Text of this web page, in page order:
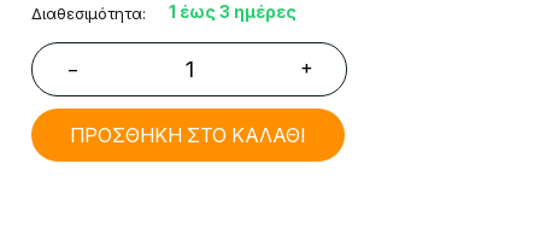
Διαθεσιμότητα: 1 έως 3 ημέρες
− +
ΠΡΟΣΘΗΚΗ ΣΤΟ ΚΑΛΑΘΙ